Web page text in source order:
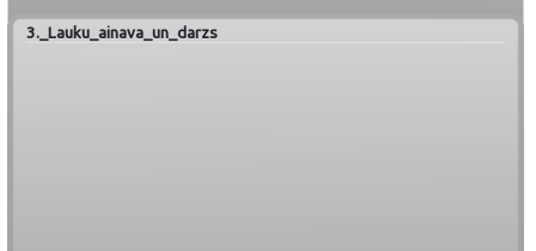
3._Lauku_ainava_un_darzs